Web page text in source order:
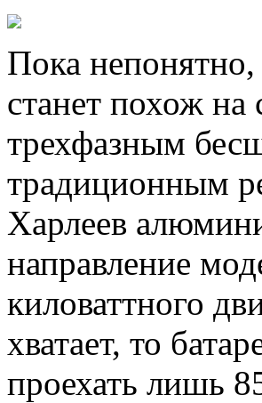
Пока
станет похож
трехфазным
традиционным
Харлеев
направление
киловаттного
хватает, то
проехать лишь